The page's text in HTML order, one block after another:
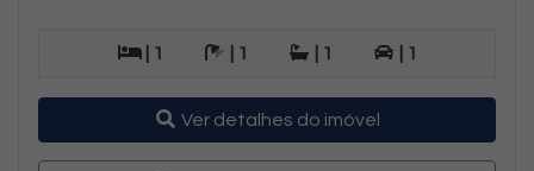
| 1 | 1 | 1 | 1
Ver detalhes do imóvel